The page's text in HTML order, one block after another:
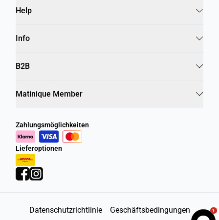
Help
Info
B2B
Matinique Member
Zahlungsmöglichkeiten
Lieferoptionen
Datenschutzrichtlinie Geschäftsbedingungen 1